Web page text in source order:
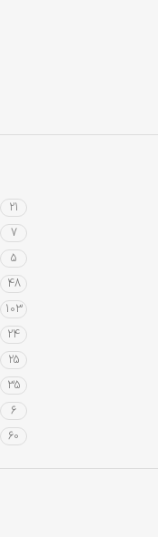
21
7
5
48
103
24
25
35
6
60